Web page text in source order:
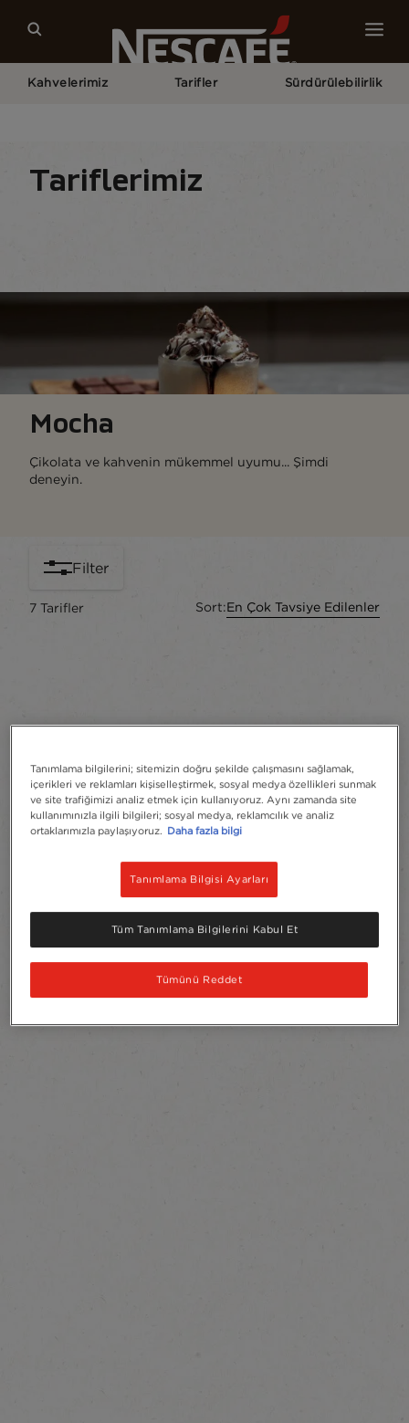
Kahvelerimiz Tarifler Sürdürülebilirlik
Tariflerimiz
Mocha​
Çikolata ve kahvenin mükemmel uyumu... Şimdi
deneyin.
Filter
7 Tarifler Sort:En Çok Tavsiye Edilenler
Tanımlama bilgilerini; sitemizin doğru şekilde çalışmasını sağlamak,
içerikleri ve reklamları kişiselleştirmek, sosyal medya özellikleri sunmak
ve site trafiğimizi analiz etmek için kullanıyoruz. Aynı zamanda site
kullanımınızla ilgili bilgileri; sosyal medya, reklamcılık ve analiz
ortaklarımızla paylaşıyoruz. Daha fazla bilgi
Tanımlama Bilgisi Ayarları
Tümünü Reddet
Tüm Tanımlama Bilgilerini Kabul Et